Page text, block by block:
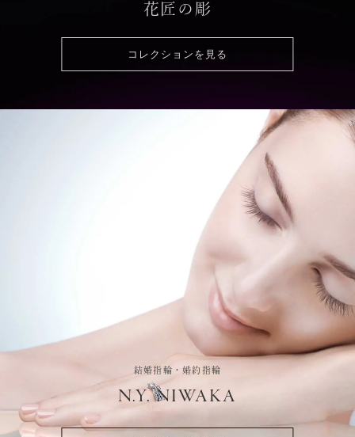
花匠の彫
コレクションを見る
結婚指輪・婚約指輪
N.Y. NIWAKA